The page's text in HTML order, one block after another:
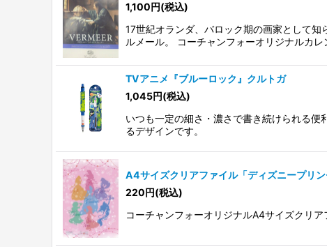
1,100円(税込)
17世紀オランダ、バロック期の画家として
ルメール。 コーチャンフォーオリジナルカ
TVアニメ『ブルーロック』クルトガ
1,045円(税込)
いつも一定の細さ・濃さで書き続けられる
るデザインです。
A4サイズクリアファイル「ディズニープリン
220円(税込)
コーチャンフォーオリジナルA4サイズクリ